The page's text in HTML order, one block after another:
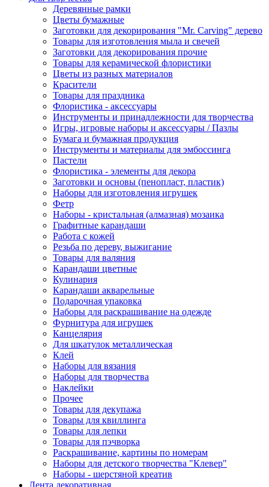
Деревянные рамки
Цветы бумажные
Заготовки для декорирования "Mr. Carving" дерево
Товары для изготовления мыла и свечей
Заготовки для декорирования прочие
Товары для керамической флористики
Цветы из разных материалов
Красители
Товары для праздника
Флористика - аксессуары
Инструменты и принадлежности для творчества
Игры, игровые наборы и аксессуары / Пазлы
Бумага и бумажная продукция
Инструменты и материалы для эмбоссинга
Пастели
Флористика - элементы для декора
Заготовки и основы (пенопласт, пластик)
Наборы для изготовления игрушек
Фетр
Наборы - кристальная (алмазная) мозаика
Графитные карандаши
Работа с кожей
Резьба по дереву, выжигание
Товары для валяния
Карандаши цветные
Кулинария
Карандаши акварельные
Подарочная упаковка
Наборы для раскрашивание на одежде
Фурнитура для игрушек
Канцелярия
Для шкатулок металлическая
Клей
Наборы для вязания
Наборы для творчества
Наклейки
Прочее
Товары для декупажа
Товары для квиллинга
Товары для лепки
Товары для пэчворка
Раскрашивание, картины по номерам
Наборы для детского творчества "Клевер"
Наборы - шерстяной креатив
Лента декоративная